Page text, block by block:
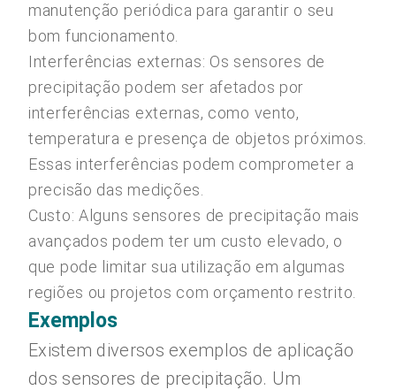
manutenção periódica para garantir o seu
bom funcionamento.
Interferências externas: Os sensores de
precipitação podem ser afetados por
interferências externas, como vento,
temperatura e presença de objetos próximos.
Essas interferências podem comprometer a
precisão das medições.
Custo: Alguns sensores de precipitação mais
avançados podem ter um custo elevado, o
que pode limitar sua utilização em algumas
regiões ou projetos com orçamento restrito.
Exemplos
Existem diversos exemplos de aplicação
dos sensores de precipitação. Um